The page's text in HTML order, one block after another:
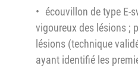
écouvillon de type E-
vigoureux des lésions ;
lésions (technique
ayant identifié les